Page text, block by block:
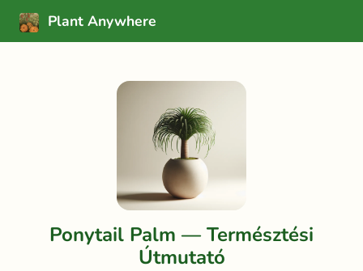
Plant Anywhere
Ponytail Palm — Természtési
Útmutató